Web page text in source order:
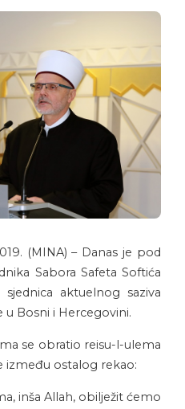
(MINA) – Danas je pod
Sabora Safeta Softića
aktuelnog saziva
u Bosni i Hercegovini.
se obratio reisu-l-ulema
između ostalog rekao:
inša Allah, obilježit ćemo